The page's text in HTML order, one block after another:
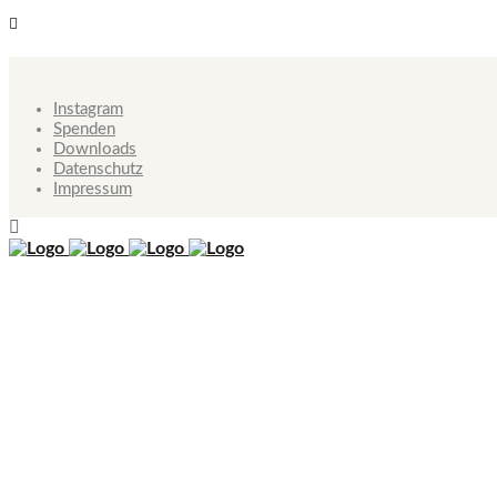
Instagram
Spenden
Downloads
Datenschutz
Impressum